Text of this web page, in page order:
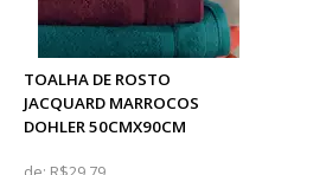
TOALHA DE ROSTO
JACQUARD MARROCOS
DOHLER 50CMX90CM